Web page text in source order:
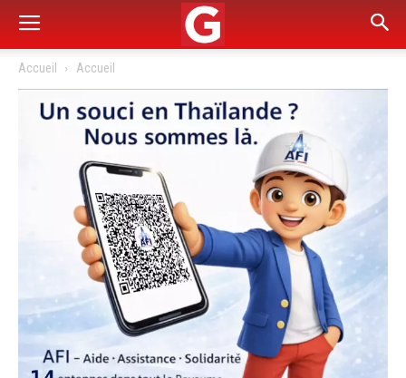
Accueil Accueil